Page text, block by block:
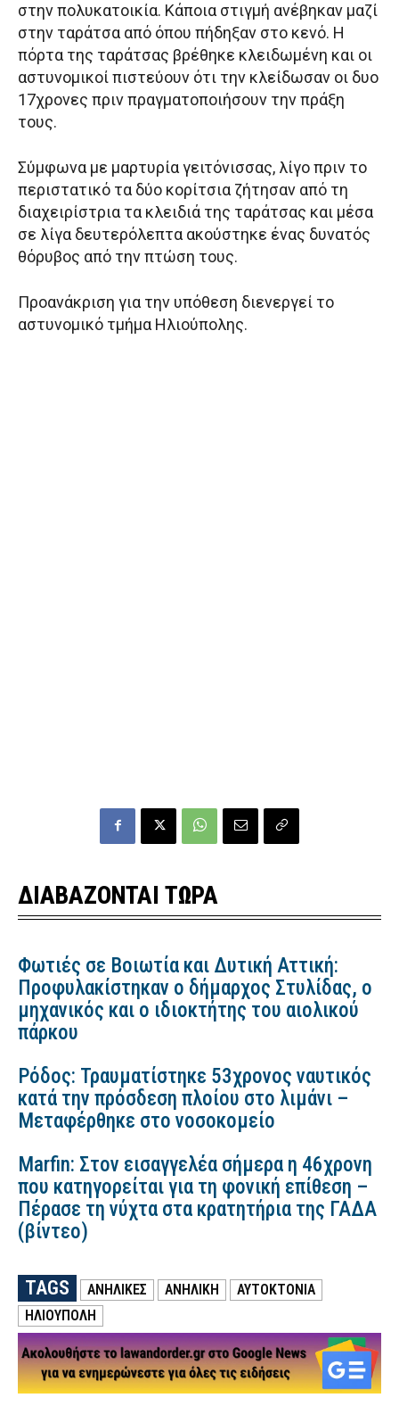
στην πολυκατοικία. Κάποια στιγμή ανέβηκαν μαζί
στην ταράτσα από όπου πήδηξαν στο κενό. Η
πόρτα της ταράτσας βρέθηκε κλειδωμένη και οι
αστυνομικοί πιστεύουν ότι την κλείδωσαν οι δυο
17χρονες πριν πραγματοποιήσουν την πράξη
τους.
Σύμφωνα με μαρτυρία γειτόνισσας, λίγο πριν το
περιστατικό τα δύο κορίτσια ζήτησαν από τη
διαχειρίστρια τα κλειδιά της ταράτσας και μέσα
σε λίγα δευτερόλεπτα ακούστηκε ένας δυνατός
θόρυβος από την πτώση τους.
Προανάκριση για την υπόθεση διενεργεί το
αστυνομικό τμήμα Ηλιούπολης.
ΔΙΑΒΑΖΟΝΤΑΙ ΤΩΡΑ
Φωτιές σε Βοιωτία και Δυτική Αττική:
Προφυλακίστηκαν ο δήμαρχος Στυλίδας, ο
μηχανικός και ο ιδιοκτήτης του αιολικού
πάρκου
Ρόδος: Τραυματίστηκε 53χρονος ναυτικός
κατά την πρόσδεση πλοίου στο λιμάνι –
Μεταφέρθηκε στο νοσοκομείο
Marfin: Στον εισαγγελέα σήμερα η 46χρονη
που κατηγορείται για τη φονική επίθεση –
Πέρασε τη νύχτα στα κρατητήρια της ΓΑΔΑ
(βίντεο)
TAGS ΑΝΗΛΙΚΕΣ ΑΝΗΛΙΚΗ
ΑΥΤΟΚΤΟΝΙΑ
ΗΛΙΟΥΠΟΛΗ